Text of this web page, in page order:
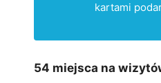
kartami
54 miejsca na